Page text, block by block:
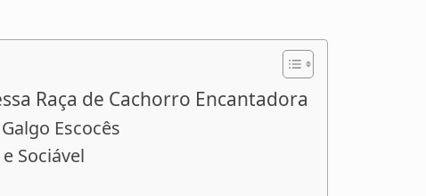
Raça de Cachorro Encantadora
Escocês
Sociável